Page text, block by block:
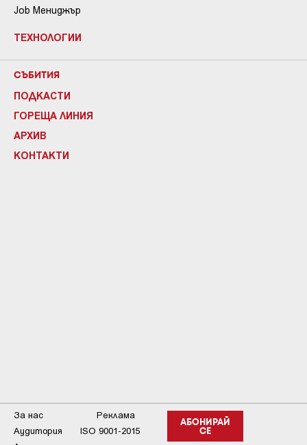
Job Мениджър
ТЕХНОЛОГИИ
СЪБИТИЯ
ПОДКАСТИ
ГОРЕЩА ЛИНИЯ
АРХИВ
КОНТАКТИ
АБОНИРАЙ
СЕ
За нас
Реклама
Аудитория
ISO 9001-2015